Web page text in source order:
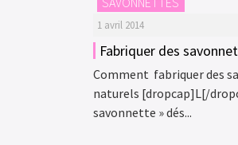
1 avril 2014
Fabriquer des
Comment fabriquer des
naturels [dropcap]L[/
savonnette » dés...